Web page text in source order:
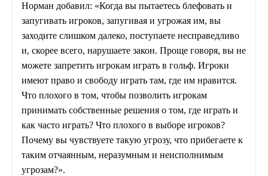
Норман добавил: «Когда вы пытаетесь блефовать и
запугивать игроков, запугивая и угрожая им, вы
заходите слишком далеко, поступаете несправедливо
и, скорее всего, нарушаете закон. Проще говоря, вы не
можете запретить игрокам играть в гольф. Игроки
имеют право и свободу играть там, где им нравится.
Что плохого в том, чтобы позволить игрокам
принимать собственные решения о том, где играть и
как часто играть? Что плохого в выборе игроков?
Почему вы чувствуете такую угрозу, что прибегаете к
таким отчаянным, неразумным и неисполнимым
угрозам?».